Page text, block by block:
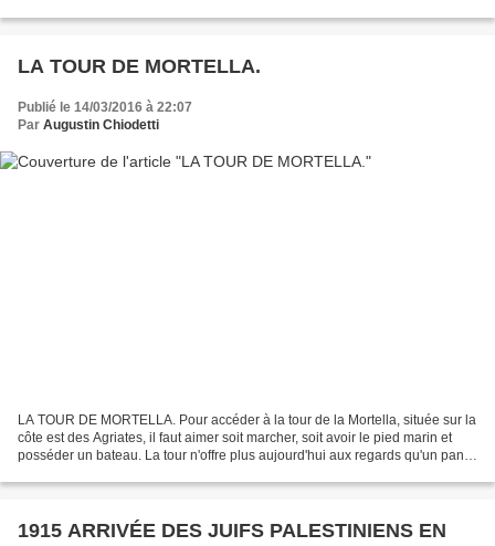
LA TOUR DE MORTELLA.
Publié le 14/03/2016 à 22:07
Par Augustin Chiodetti
LA TOUR DE MORTELLA. Pour accéder à la tour de la Mortella, située sur la
côte est des Agriates, il faut aimer soit marcher, soit avoir le pied marin et
posséder un bateau. La tour n'offre plus aujourd'hui aux regards qu'un pan
1915 ARRIVÉE DES JUIFS PALESTINIENS EN